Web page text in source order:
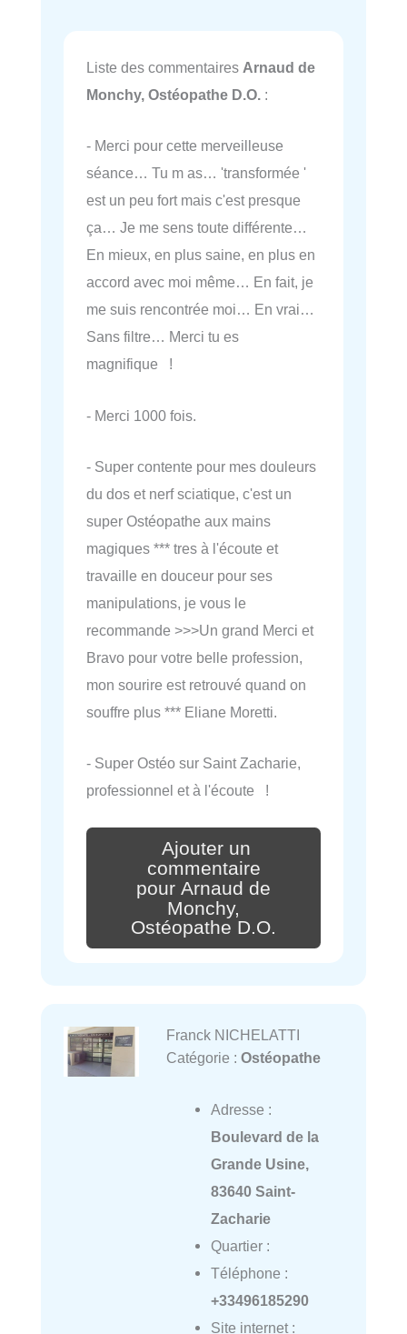
Liste des commentaires Arnaud de
Monchy, Ostéopathe D.O. :
- Merci pour cette merveilleuse
séance… Tu m as… 'transformée '
est un peu fort mais c'est presque
ça… Je me sens toute différente…
En mieux, en plus saine, en plus en
accord avec moi même… En fait, je
me suis rencontrée moi… En vrai…
Sans filtre… Merci tu es
magnifique !
- Merci 1000 fois.
- Super contente pour mes douleurs
du dos et nerf sciatique, c'est un
super Ostéopathe aux mains
magiques *** tres à l'écoute et
travaille en douceur pour ses
manipulations, je vous le
recommande >>>Un grand Merci et
Bravo pour votre belle profession,
mon sourire est retrouvé quand on
souffre plus *** Eliane Moretti.
- Super Ostéo sur Saint Zacharie,
professionnel et à l'écoute !
Ajouter un
commentaire
pour Arnaud de
Monchy,
Ostéopathe D.O.
Franck NICHELATTI
Catégorie : Ostéopathe
Adresse :
Boulevard de la
Grande Usine,
83640 Saint-
Zacharie
Quartier :
Téléphone :
+33496185290
Site internet :